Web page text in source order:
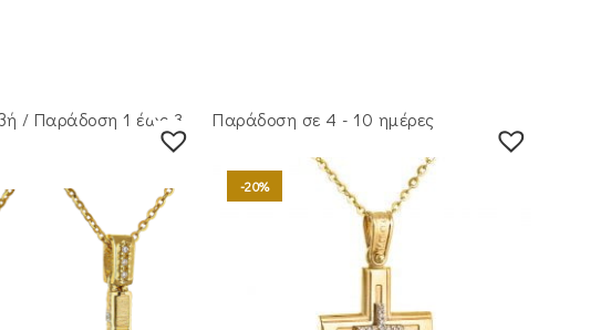
/ Παράδoση 1 έως 3
Παράδοση σε 4 - 10 ημέρες
-20%